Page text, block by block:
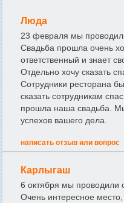
Люда
23 февраля мы
Свадьба прошла очень
ответственный и знает
Отдельно хочу сказать
Сотрудники ресторана
сказать сотрудникам
прошла наша свадьба.
успехов вашего дела.
написать отзыв или вопрос
Карлыгаш
6 октября мы проводили
Очень интересное